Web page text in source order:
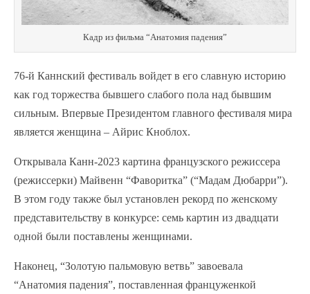
Кадр из фильма “Анатомия падения”
76-й Каннский фестиваль войдет в его славную историю
как год торжества бывшего слабого пола над бывшим
сильным. Впервые Президентом главного фестиваля мира
является женщина – Айрис Кноблох.
Открывала Канн-2023 картина французского режиссера
(режиссерки) Майвенн “Фаворитка” (“Мадам Дюбарри”).
В этом году также был установлен рекорд по женскому
представительству в конкурсе: семь картин из двадцати
одной были поставлены женщинами.
Наконец, “Золотую пальмовую ветвь” завоевала
“Анатомия падения”, поставленная француженкой